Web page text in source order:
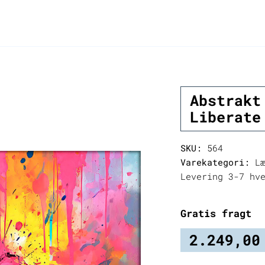
SKU:
564
Varekategori:
Levering 3-7
Gratis fragt
2.249,00